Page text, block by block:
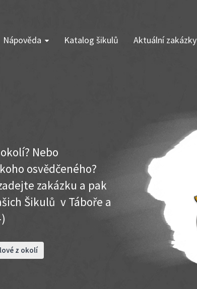
Nápověda Katalog šikulů Aktuální zakázky
Nebo
osvědčeného?
zakázku a pak
Šikulů v Táboře a
z okolí